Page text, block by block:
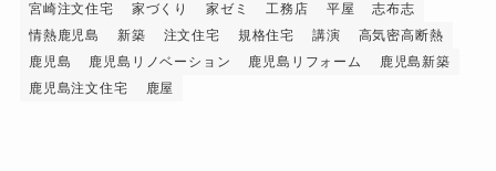
宮崎注文住宅
家づくり 家ゼミ 工務店 平屋
志布志
情熱鹿児島
新築 注文住宅 規格住宅 講演
高気密高断熱
鹿児島
鹿児島リノベーション 鹿児島リフォーム
鹿児島新築
鹿児島注文住宅
鹿屋